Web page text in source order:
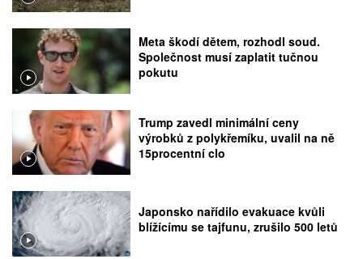
Meta škodí dětem, rozhodl soud.
Společnost musí zaplatit tučnou
pokutu
Trump zavedl minimální ceny
výrobků z polykřemíku, uvalil na ně
15procentní clo
Japonsko nařídilo evakuace kvůli
blížícímu se tajfunu, zrušilo 500 letů